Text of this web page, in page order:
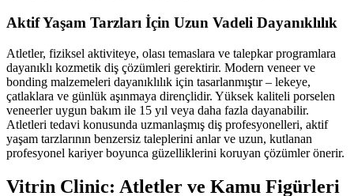
Aktif Yaşam Tarzları İçin Uzun Vadeli Dayanıklılık
Atletler, fiziksel aktiviteye, olası temaslara ve talepkar programlara
dayanıklı kozmetik diş çözümleri gerektirir. Modern veneer ve
bonding malzemeleri dayanıklılık için tasarlanmıştır – lekeye,
çatlaklara ve günlük aşınmaya dirençlidir. Yüksek kaliteli porselen
veneerler uygun bakım ile 15 yıl veya daha fazla dayanabilir.
Atletleri tedavi konusunda uzmanlaşmış diş profesyonelleri, aktif
yaşam tarzlarının benzersiz taleplerini anlar ve uzun, kutlanan
profesyonel kariyer boyunca güzelliklerini koruyan çözümler önerir.
Vitrin Clinic: Atletler ve Kamu Figürleri